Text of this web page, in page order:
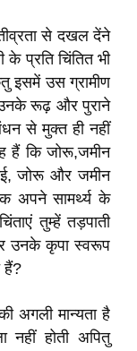
से दखल देंने
प्रति चिंतित भी
इसमें उस ग्रामीण
उनके रूढ़ और पुराने
से मुक्त ही नहीं
हैं कि जोरू,जमीन
जोरू और जमीन
अपने सामर्थ्य के
तुम्हें तड़पाती
उनके कृपा स्वरूप
हैं?
अगली मान्यता है
नहीं होती अपितु